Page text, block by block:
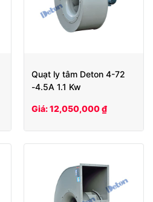
Quạt ly tâm Deton 4-72
-4.5A 1.1 Kw
Giá: 12,050,000 ₫